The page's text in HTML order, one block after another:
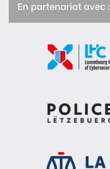
En partenariat avec :